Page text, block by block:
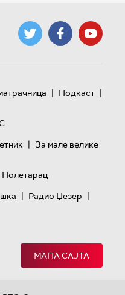
| Подкаст |
| За мале велике
| Радио Џезер |
МАПА САЈТА